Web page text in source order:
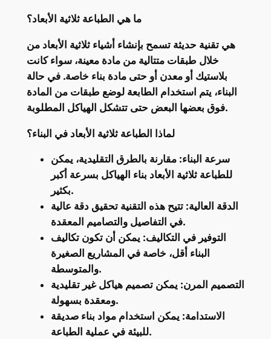
ما هي الطباعة ثلاثية الأبعاد؟
هي تقنية حديثة تسمح بإنشاء أشياء ثلاثية الأبعاد من
خلال طبقات متتالية من مادة معينة، سواء كانت
بلاستيك أو معدن أو حتى مادة بناء خاصة. في حالة
البناء، يتم استخدام الطابعة لوضع طبقات من المادة
فوق بعضها البعض حتى تتشكل الهياكل المطلوبة.
لماذا الطباعة ثلاثية الأبعاد في البناء؟
سرعة البناء: مقارنة بالطرق التقليدية، يمكن
للطباعة ثلاثية الأبعاد بناء الهياكل بسرعة أكبر
بكثير.
الدقة العالية: تتيح هذه التقنية تحقيق دقة عالية
في التفاصيل والتصاميم المعقدة.
التوفير في التكاليف: يمكن أن تكون تكاليف
البناء أقل، خاصة في المشاريع الصغيرة
والمتوسطة.
التصميم المرن: يمكن تصميم هياكل غير تقليدية
ومعقدة بسهولة.
الاستدامة: يمكن استخدام مواد بناء صديقة
للبيئة في عملية الطباعة.